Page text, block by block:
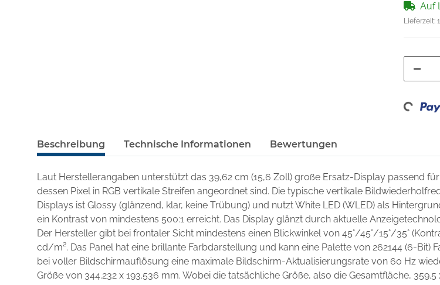
Auf
Lieferzeit:
Loading...
Beschreibung Technische Informationen Bewertungen
Laut Herstellerangaben unterstützt das 39,62 cm (15,6 Zoll) große Ersatz-Display passend
dessen Pixel in RGB vertikale Streifen angeordnet sind. Die typische vertikale
Displays ist Glossy (glänzend, klar, keine Trübung) und nutzt White LED (WLED) als
ein Kontrast von mindestens 500:1 erreicht. Das Display glänzt durch aktuelle
Der Hersteller gibt bei frontaler Sicht mindestens einen Blickwinkel von 45°/45°/15°/35°
cd/m². Das Panel hat eine brillante Farbdarstellung und kann eine Palette von 262144 (6-Bit)
bei voller Bildschirmauflösung eine maximale Bildschirm-Aktualisierungsrate von 60 Hz
Größe von 344.232 x 193.536 mm. Wobei die tatsächliche Größe, also die Gesamtfläche,